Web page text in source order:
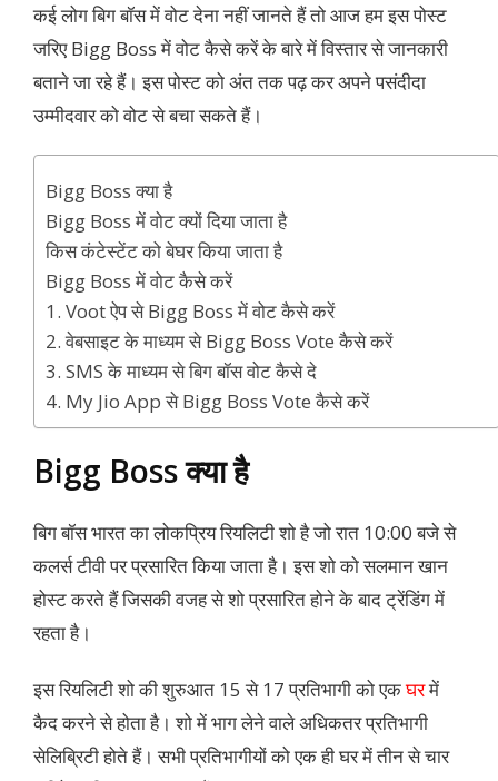
कई लोग बिग बॉस में वोट देना नहीं जानते हैं तो आज हम इस पोस्ट
जरिए Bigg Boss में वोट कैसे करें के बारे में विस्तार से जानकारी
बताने जा रहे हैं। इस पोस्ट को अंत तक पढ़ कर अपने पसंदीदा
उम्मीदवार को वोट से बचा सकते हैं।
Bigg Boss क्या है
Bigg Boss में वोट क्यों दिया जाता है
किस कंटेस्टेंट को बेघर किया जाता है
Bigg Boss में वोट कैसे करें
1. Voot ऐप से Bigg Boss में वोट कैसे करें
2. वेबसाइट के माध्यम से Bigg Boss Vote कैसे करें
3. SMS के माध्यम से बिग बॉस वोट कैसे दे
4. My Jio App से Bigg Boss Vote कैसे करें
Bigg Boss क्या है
बिग बॉस भारत का लोकप्रिय रियलिटी शो है जो रात 10:00 बजे से
कलर्स टीवी पर प्रसारित किया जाता है। इस शो को सलमान खान
होस्ट करते हैं जिसकी वजह से शो प्रसारित होने के बाद ट्रेंडिंग में
रहता है।
इस रियलिटी शो की शुरुआत 15 से 17 प्रतिभागी को एकघरमें
कैद करने से होता है। शो में भाग लेने वाले अधिकतर प्रतिभागी
सेलिब्रिटी होते हैं। सभी प्रतिभागीयों को एक ही घर में तीन से चार